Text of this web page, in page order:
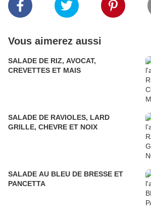
Vous aimerez aussi
SALADE DE RIZ, AVOCAT,
CREVETTES ET MAIS
SALADE DE RAVIOLES, LARD
GRILLE, CHEVRE ET NOIX
SALADE AU BLEU DE BRESSE ET
PANCETTA